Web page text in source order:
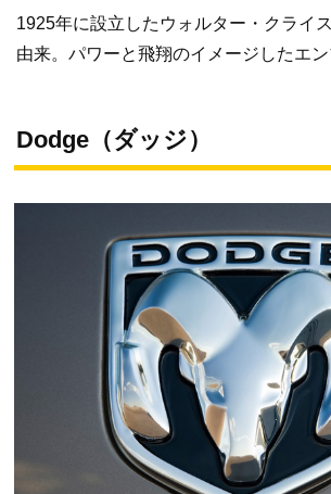
1925年に設立したウォルター・クライ
由来。パワーと飛翔のイメージしたエン
Dodge（ダッジ）